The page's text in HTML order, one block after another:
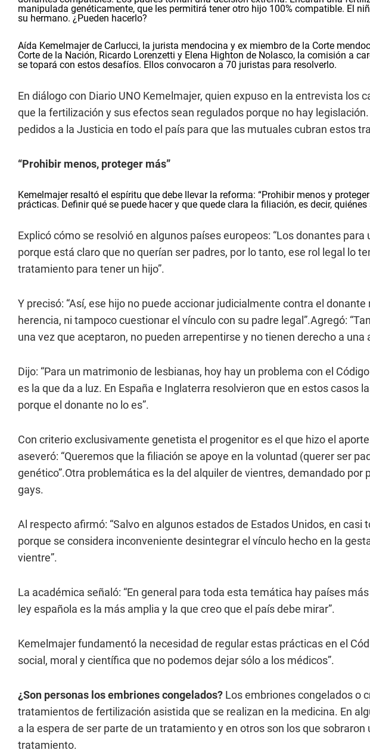
manipulada genéticamente, que les permitirá tener otro hijo 100% compatible. El
su hermano. ¿Pueden hacerlo?
Aída Kemelmajer de Carlucci, la jurista mendocina y ex miembro de la Corte
Corte de la Nación, Ricardo Lorenzetti y Elena Highton de Nolasco, la comisión a
se topará con estos desafíos. Ellos convocaron a 70 juristas para resolverlo.
En diálogo con Diario UNO Kemelmajer, quien expuso en la entrevista los
que la fertilización y sus efectos sean regulados porque no hay
pedidos a la Justicia en todo el país para que las mutuales cubran estos
“Prohibir menos, proteger más”
Kemelmajer resaltó el espíritu que debe llevar la reforma: “Prohibir menos y
prácticas. Definir qué se puede hacer y que quede clara la filiación, es decir, quiénes
Explicó cómo se resolvió en algunos países europeos: “Los donantes
porque está claro que no querían ser padres, por lo tanto, ese rol legal lo
tratamiento para tener un hijo”.
Y precisó: “Así, ese hijo no puede accionar judicialmente contra el
herencia, ni tampoco cuestionar el vínculo con su padre legal”.Agregó:
una vez que aceptaron, no pueden arrepentirse y no tienen derecho a una
Dijo: “Para un matrimonio de lesbianas, hoy hay un problema con el
es la que da a luz. En España e Inglaterra resolvieron que en estos casos
porque el donante no lo es”.
Con criterio exclusivamente genetista el progenitor es el que hizo el
aseveró: “Queremos que la filiación se apoye en la voluntad (querer ser
genético”.Otra problemática es la del alquiler de vientres, demandado
gays.
Al respecto afirmó: “Salvo en algunos estados de Estados Unidos, en casi
porque se considera inconveniente desintegrar el vínculo hecho en la
vientre”.
La académica señaló: “En general para toda esta temática hay países
ley española es la más amplia y la que creo que el país debe mirar”.
Kemelmajer fundamentó la necesidad de regular estas prácticas en el
social, moral y científica que no podemos dejar sólo a los médicos”.
¿Son personas los embriones congelados? Los embriones congelados o
tratamientos de fertilización asistida que se realizan en la medicina. En
a la espera de ser parte de un tratamiento y en otros son los que sobraron
tratamiento.